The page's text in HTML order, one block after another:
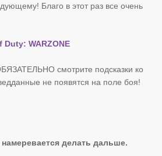
Благо в этот раз все очень
Duty: WARZONE
смотрите подсказки ко
не появятся на поле боя!
делать дальше.